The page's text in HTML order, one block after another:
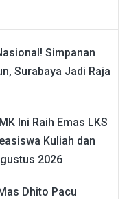
Simpanan
Surabaya Jadi Raja
Ini Raih Emas LKS
Kuliah dan
2026
Dhito Pacu